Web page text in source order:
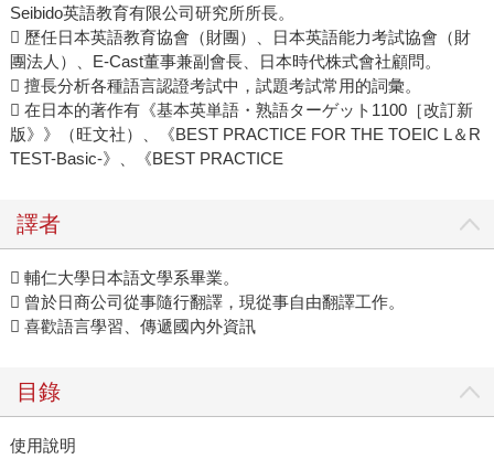
Seibido英語教育有限公司研究所所長。
 歷任日本英語教育協會（財團）、日本英語能力考試協會（財
團法人）、E-Cast董事兼副會長、日本時代株式會社顧問。
 擅長分析各種語言認證考試中，試題考試常用的詞彙。
 在日本的著作有《基本英単語・熟語ターゲット1100［改訂新
版》》（旺文社）、《BEST PRACTICE FOR THE TOEIC L＆R
TEST-Basic-》、《BEST PRACTICE
譯者
 輔仁大學日本語文學系畢業。
 曾於日商公司從事隨行翻譯，現從事自由翻譯工作。
 喜歡語言學習、傳遞國內外資訊
目錄
使用說明